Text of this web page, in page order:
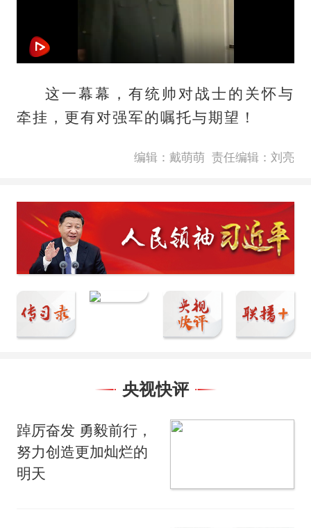
这一幕幕，有统帅对战士的关怀与
牵挂，更有对强军的嘱托与期望！
编辑：戴萌萌 责任编辑：刘亮
央视快评
踔厉奋发 勇毅前行，
努力创造更加灿烂的
明天